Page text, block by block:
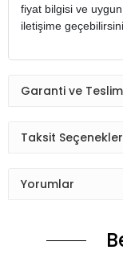
fiyat bilgisi ve
iletişime
Garanti ve
Taksit
Yorumlar